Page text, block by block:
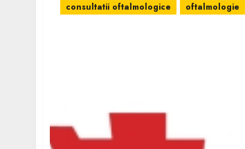
consultatii oftalmologice
oftalmologie